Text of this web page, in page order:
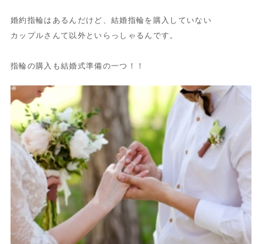
婚約指輪はあるんだけど、結婚指輪を購入していない
カップルさんて以外といらっしゃるんです。
指輪の購入も結婚式準備の一つ！！